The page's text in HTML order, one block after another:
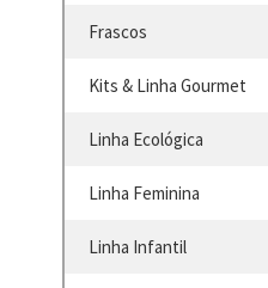
Frascos
Kits & Linha Gourmet
Linha Ecológica
Linha Feminina
Linha Infantil